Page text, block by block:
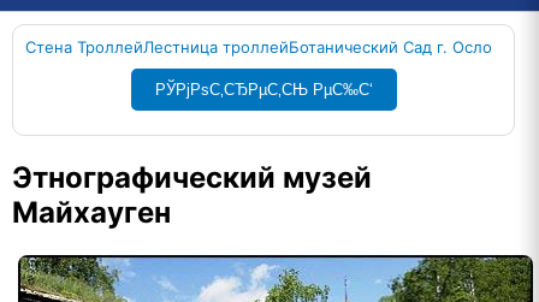
Стена ТроллейЛестница троллейБотанический Сад г. Осло
РЎРјРѕС‚СЂРµС‚СЊ РµС‰С‘
Этнографический музей
Майхауген